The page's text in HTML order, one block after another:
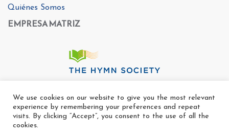
Quiénes Somos
EMPRESA MATRIZ
We use cookies on our website to give you the most relevant
experience by remembering your preferences and repeat
visits. By clicking “Accept”, you consent to the use of all the
cookies.